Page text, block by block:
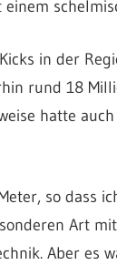
in der
rund 18
hatte
so dass
Art
Aber es